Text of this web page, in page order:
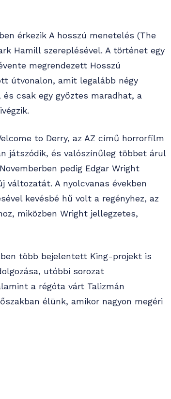
érkezik A hosszú menetelés (The
Hamill szereplésével. A történet egy
megrendezett Hosszú
útvonalon, amit legalább négy
csak egy győztes maradhat, a
to Derry, az AZ című horrorfilm
játszódik, és valószínűleg többet árul
pedig Edgar Wright
változatát. A nyolcvanas években
kevésbé hű volt a regényhez, az
miközben Wright jellegzetes,
több bejelentett King-projekt is
utóbbi sorozat
a régóta várt Talizmán
élünk, amikor nagyon megéri